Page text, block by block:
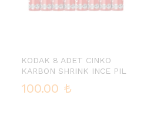
KODAK 8 ADET CINKO
KARBON SHRINK INCE PIL
100.00 ₺